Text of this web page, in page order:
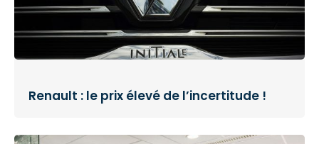
Renault : le prix élevé de l’incertitude !